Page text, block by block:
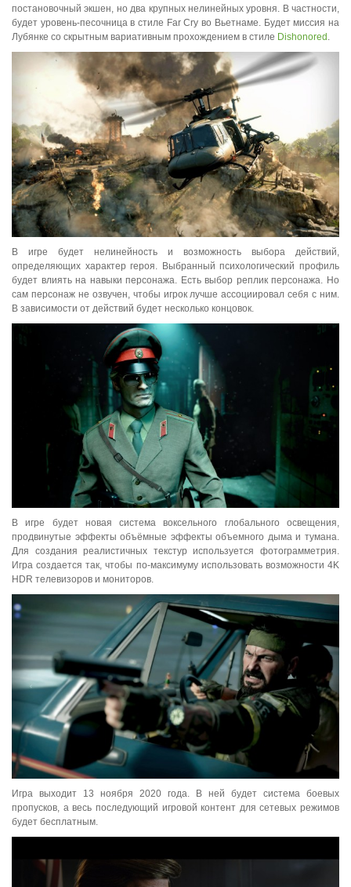
постановочный экшен, но два крупных нелинейных уровня. В частности,
будет уровень-песочница в стиле Far Cry во Вьетнаме. Будет миссия на
Лубянке со скрытным вариативным прохождением в стиле Dishonored .
В игре будет нелинейность и возможность выбора действий,
определяющих характер героя. Выбранный психологический профиль
будет влиять на навыки персонажа. Есть выбор реплик персонажа. Но
сам персонаж не озвучен, чтобы игрок лучше ассоциировал себя с ним.
В зависимости от действий будет несколько концовок.
В игре будет новая система воксельного глобального освещения,
продвинутые эффекты объёмные эффекты объемного дыма и тумана.
Для создания реалистичных текстур используется фотограмметрия.
Игра создается так, чтобы по-максимуму использовать возможности 4K
HDR телевизоров и мониторов.
Игра выходит 13 ноября 2020 года. В ней будет система боевых
пропусков, а весь последующий игровой контент для сетевых режимов
будет бесплатным.